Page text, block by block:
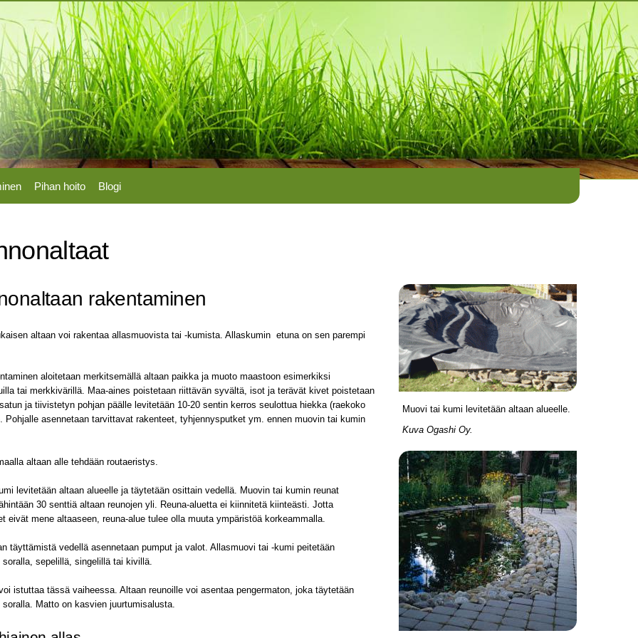
Hyppää
pääsisältöön
Pihan hoito Blogi
rakentaminen
altaan voi rakentaa allasmuovista tai -kumista. Allaskumin etuna on sen parempi
aloitetaan merkitsemällä altaan paikka ja muoto maastoon esimerkiksi
tai merkkivärillä. Maa-aines poistetaan riittävän syvältä, isot ja terävät kivet poistetaan
ja tiivistetyn pohjan päälle levitetään 10-20 sentin kerros seulottua hiekka (raekoko
Pohjalle asennetaan tarvittavat rakenteet, tyhjennysputket ym. ennen muovin tai kumin
altaan alle tehdään routaeristys.
levitetään altaan alueelle ja täytetään osittain vedellä. Muovin tai kumin reunat
30 senttiä altaan reunojen yli. Reuna-aluetta ei kiinnitetä kiinteästi. Jotta
eivät mene altaaseen, reuna-alue tulee olla muuta ympäristöä korkeammalla.
täyttämistä vedellä asennetaan pumput ja valot. Allasmuovi tai -kumi peitetään
sepelillä, singelillä tai kivillä.
istuttaa tässä vaiheessa. Altaan reunoille voi asentaa pengermaton, joka täytetään
Matto on kasvien juurtumisalusta.
Muovi tai kumi levitetään altaan alueelle.
Kuva Ogashi Oy.